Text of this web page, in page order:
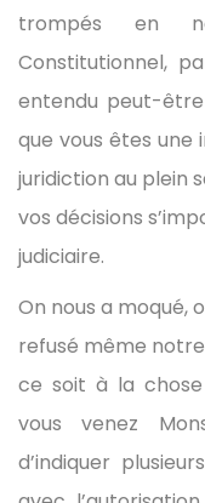
trompés en
Constitutionnel,
entendu peut-
que vous êtes une
juridiction au plein
vos décisions
judiciaire.
On nous a moqué,
refusé même
ce soit à la chose
vous venez
d’indiquer